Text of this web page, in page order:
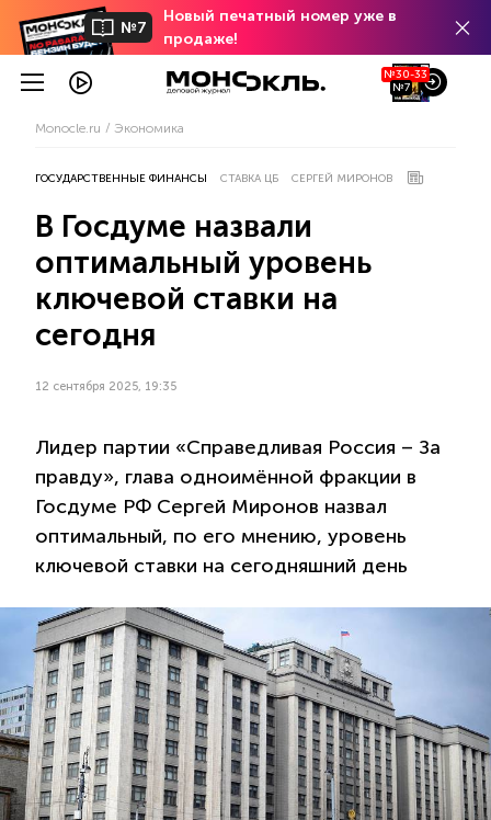
№7
Новый печатный номер уже в
продаже!
№30-33
№7
Monocle.ru Экономика
ГОСУДАРСТВЕННЫЕ ФИНАНСЫ СТАВКА ЦБ СЕРГЕЙ МИРОНОВ
В Госдуме назвали
оптимальный уровень
ключевой ставки на
сегодня
12 сентября 2025, 19:35
Лидер партии «Справедливая Россия – За
правду», глава одноимённой фракции в
Госдуме РФ Сергей Миронов назвал
оптимальный, по его мнению, уровень
ключевой ставки на сегодняшний день